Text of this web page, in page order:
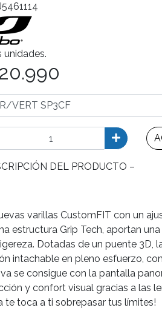
unidades.
DEL PRODUCTO –
varillas CustomFIT con un
estructura Grip Tech, aportan
Dotadas de un puente 3D,
intachable en pleno esfuerzo,
se consigue con la pantalla
y confort visual gracias a las
te toca a ti sobrepasar tus límites!